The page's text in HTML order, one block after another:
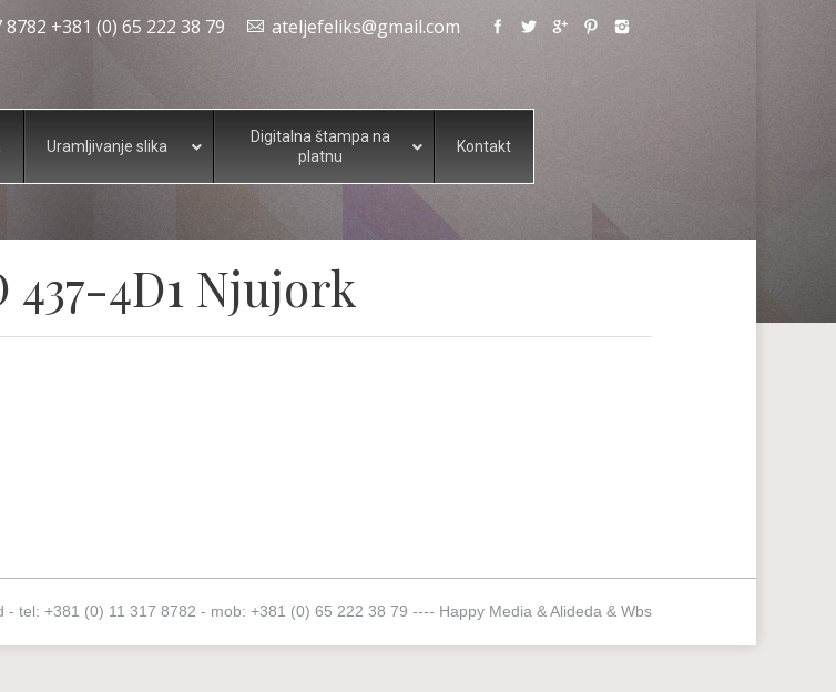
8782 +381 (0) 65 222 38 79 ateljefeliks@gmail.com
Uramljivanje slika
Digitalna štampa na
platnu
Kontakt
437-4D1 Njujork
- tel: +381 (0) 11 317 8782 - mob: +381 (0) 65 222 38 79 ---- Happy Media & Alideda & Wbs